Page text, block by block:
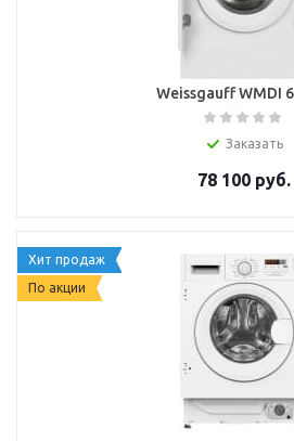
Weissgauff WMDI
Заказать
78 100руб.
Хит продаж
По акции